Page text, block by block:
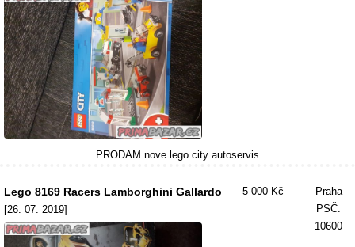
PRODAM nove lego city autoservis
Lego 8169 Racers Lamborghini Gallardo
[26. 07. 2019]
5 000 Kč
Praha
PSČ:
10600